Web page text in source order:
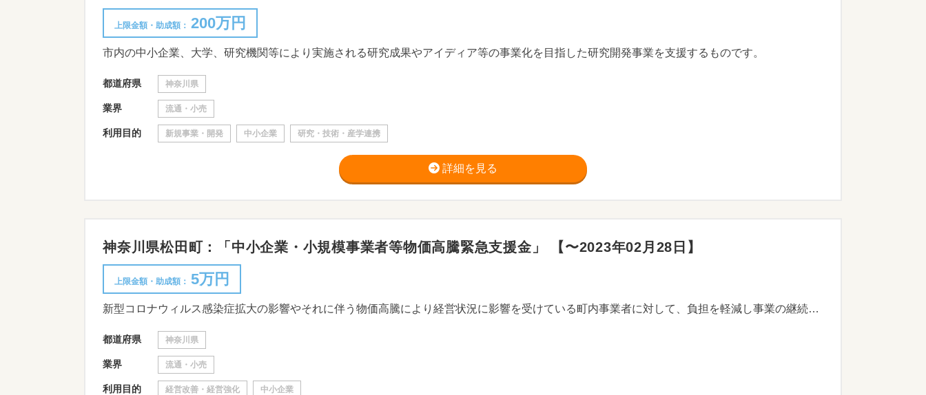
上限金額・助成額： 200万円
市内の中小企業、大学、研究機関等により実施される研究成果やアイディア等の事業化を目指した研究開発事業を支援するものです。
都道府県 神奈川県
業界 流通・小売
利用目的 新規事業・開発 中小企業 研究・技術・産学連携
詳細を見る
神奈川県松田町：「中小企業・小規模事業者等物価高騰緊急支援金」 【〜2023年02月28日】
上限金額・助成額： 5万円
新型コロナウィルス感染症拡大の影響やそれに伴う物価高騰により経営状況に影響を受けている町内事業者に対して、負担を軽減し事業の継続を支援することで、町の賑わいや生活者の買い物環境を持続させることを目的に、松田町中小企業・小規模事業者等物価高騰緊急支援金を交付します。
都道府県 神奈川県
業界 流通・小売
利用目的 経営改善・経営強化 中小企業